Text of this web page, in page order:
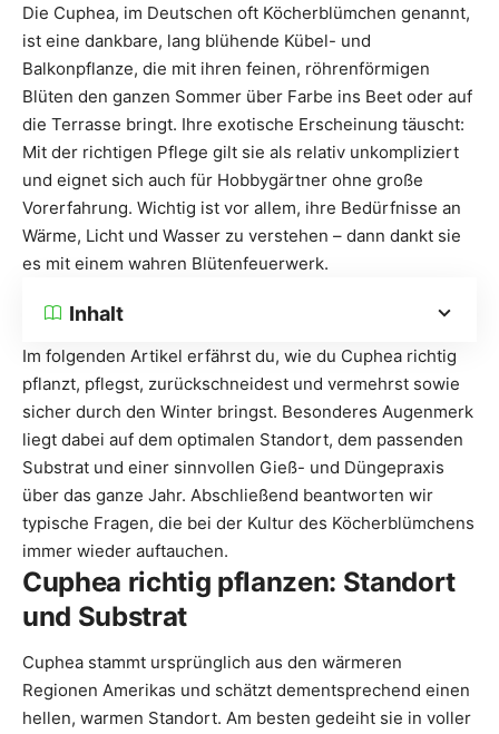
Die Cuphea, im Deutschen oft Köcherblümchen genannt,
ist eine dankbare, lang blühende Kübel- und
Balkonpflanze, die mit ihren feinen, röhrenförmigen
Blüten den ganzen Sommer über Farbe ins Beet oder auf
die Terrasse bringt. Ihre exotische Erscheinung täuscht:
Mit der richtigen Pflege gilt sie als relativ unkompliziert
und eignet sich auch für Hobbygärtner ohne große
Vorerfahrung. Wichtig ist vor allem, ihre Bedürfnisse an
Wärme, Licht und Wasser zu verstehen – dann dankt sie
es mit einem wahren Blütenfeuerwerk.
Inhalt
Im folgenden Artikel erfährst du, wie du Cuphea richtig
pflanzt, pflegst, zurückschneidest und vermehrst sowie
sicher durch den Winter bringst. Besonderes Augenmerk
liegt dabei auf dem optimalen Standort, dem passenden
Substrat und einer sinnvollen Gieß- und Düngepraxis
über das ganze Jahr. Abschließend beantworten wir
typische Fragen, die bei der Kultur des Köcherblümchens
immer wieder auftauchen.
Cuphea richtig pflanzen: Standort
und Substrat
Cuphea stammt ursprünglich aus den wärmeren
Regionen Amerikas und schätzt dementsprechend einen
hellen, warmen Standort. Am besten gedeiht sie in voller